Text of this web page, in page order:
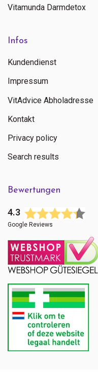
Vitamunda Darmdetox
Infos
Kundendienst
Impressum
VitAdvice Abholadresse
Kontakt
Privacy policy
Search results
Bewertungen
4.3
Google Reviews